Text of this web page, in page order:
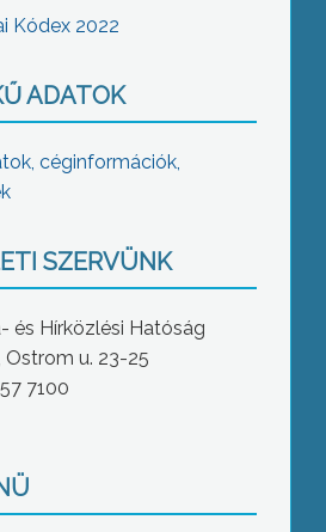
Kódex 2022
ADATOK
céginformációk,
SZERVÜNK
és Hírközlési Hatóság
Ostrom u. 23-25
7100